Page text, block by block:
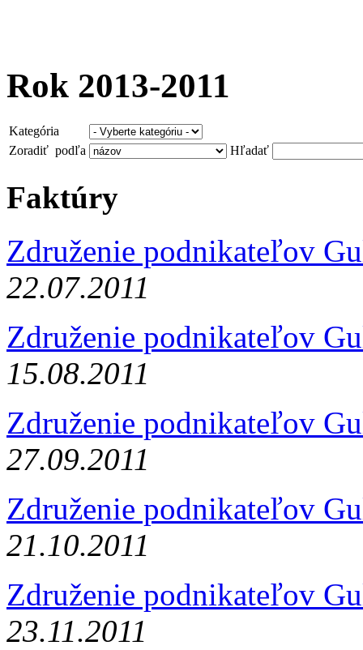
Rok 2013-2011
Kategória
Zoradiť podľa
Hľadať
Faktúry
Združenie podnikateľov
22.07.2011
Združenie podnikateľov
15.08.2011
Združenie podnikateľov
27.09.2011
Združenie podnikateľov
21.10.2011
Združenie podnikateľov
23.11.2011